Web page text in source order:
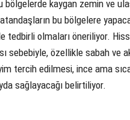
bölgelerde kaygan zemin ve
bu bölgelere
tedbirli olmaları öneriliyor.
sebebiyle, özellikle sabah ve
tercih edilmesi, ince ama
sağlayacağı belirtiliyor.